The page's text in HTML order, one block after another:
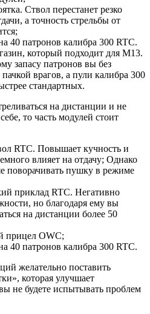
Ствол перестанет резко
а точность стрельбы от
40 патронов калибра 300 RTC.
который подходит для М13.
запасу патронов вы без
пачкой врагов, а пули калибра 300
стандартных.
на дистанции и не
то часть модулей стоит
RTC. Повышает кучность и
влияет на отдачу; Однако
поворачивать пушку в режиме
приклад RTC. Негативно
но благодаря ему вы
на дистанции более 50
прицел OWC;
40 патронов калибра 300 RTC.
желательно поставить
которая улучшает
не будете испытывать проблем